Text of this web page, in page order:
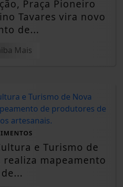
Praça Pioneiro
Tavares vira novo
de...
Mais
e Turismo de
realiza mapeamento
de...